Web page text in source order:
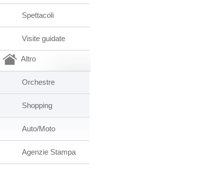
Spettacoli
Visite guidate
Altro
Orchestre
Shopping
Auto/Moto
Agenzie Stampa